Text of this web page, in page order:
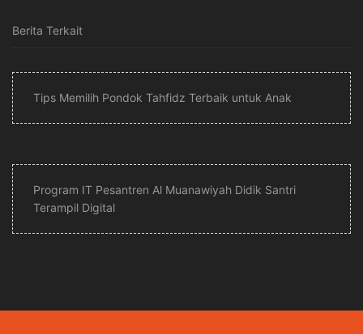
Berita Terkait
Tips Memilih Pondok Tahfidz Terbaik untuk Anak
Program IT Pesantren Al Muanawiyah Didik Santri
Terampil Digital